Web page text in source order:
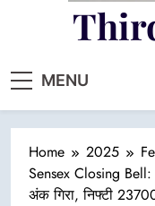
MENU
Home 2025
Sensex Closing
अंक गिरा, निफ्टी